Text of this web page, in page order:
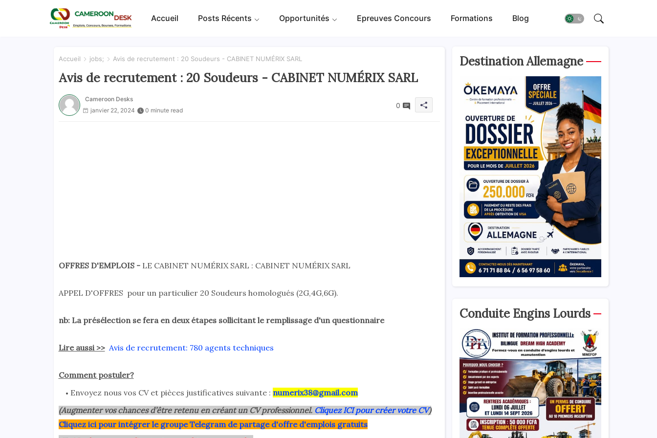
Accueil Posts Récents Opportunités Epreuves Concours Formations Blog
Accueil jobs; Avis de recrutement : 20 Soudeurs - CABINET NUMÉRIX SARL
Avis de recrutement : 20 Soudeurs - CABINET NUMÉRIX SARL
Cameroon Desks
janvier 22, 2024
0 minute read
0
OFFRES D'EMPLOIS -LE CABINET NUMÉRIX SARL : CABINET NUMÉRIX SARL
APPEL D'OFFRES pour un particulier 20 Soudeurs homologués (2G,4G,6G).
nb:La présélection se fera en deux étapes sollicitant le remplissage d'un questionnaire
Lire aussi >> Avis de recrutement: 780 agents techniques
Comment postuler?
Envoyez nous vos CV et pièces justificatives suivante : numerix38@gmail.com
(Augmenter vos chances d’être retenu en créant un CV professionnel. Cliquez ICI pour créer votre CV)
Cliquez ici pour intégrer le groupe Telegram de partage d'offre d'emplois gratuits
Destination Allemagne
Conduite Engins Lourds